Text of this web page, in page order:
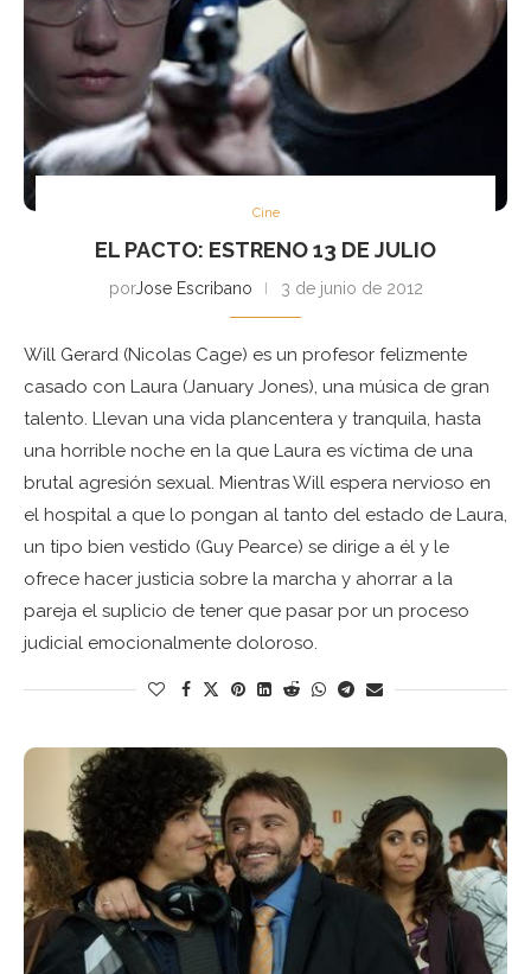
Cine
EL PACTO: ESTRENO 13 DE JULIO
porJose Escribano 3 de junio de 2012
Will Gerard (Nicolas Cage) es un profesor felizmente
casado con Laura (January Jones), una música de gran
talento. Llevan una vida plancentera y tranquila, hasta
una horrible noche en la que Laura es víctima de una
brutal agresión sexual. Mientras Will espera nervioso en
el hospital a que lo pongan al tanto del estado de Laura,
un tipo bien vestido (Guy Pearce) se dirige a él y le
ofrece hacer justicia sobre la marcha y ahorrar a la
pareja el suplicio de tener que pasar por un proceso
judicial emocionalmente doloroso.